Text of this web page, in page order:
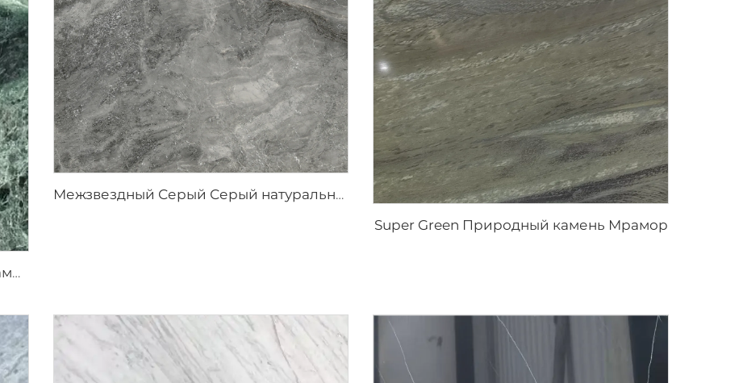
Прада Грин Зеленый натуральный камень мрамор с белыми прожилками и узором
Межзвездный Серый Серый натуральный камень мрамор с пятнистой текстурой и серебристо-серыми вкраплениями
Super Green Природный камень Мрамор